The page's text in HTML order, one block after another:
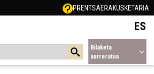
PRENTSAERAKUSKETARIA
ES
Bilaketa
aurreratua